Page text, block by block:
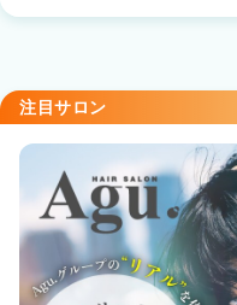
little×kuruku【リトル
注目サロン